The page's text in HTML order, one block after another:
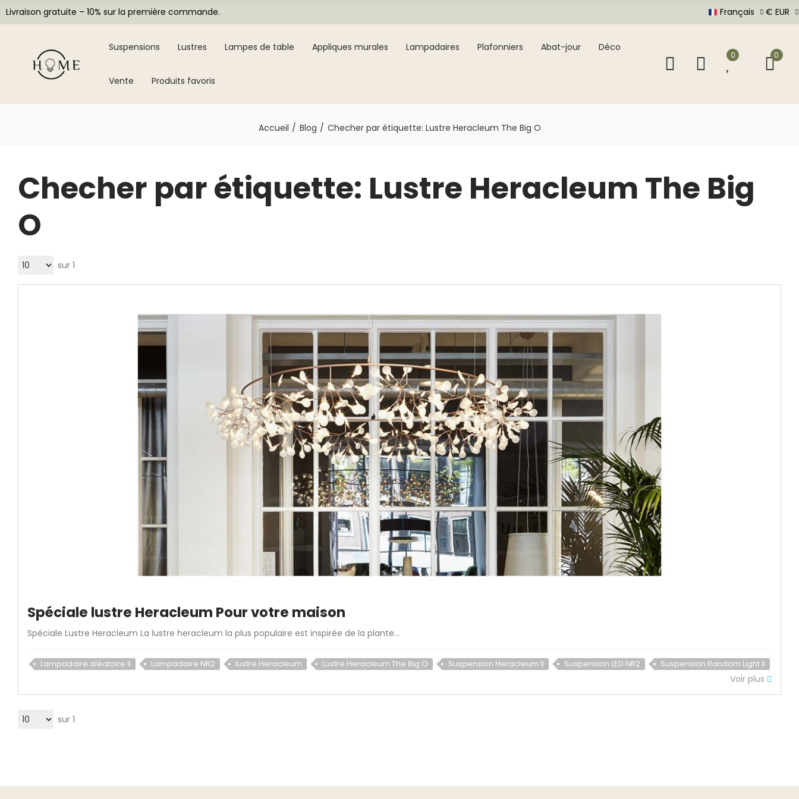
Livraison gratuite – 10% sur la première commande. Français € EUR
Suspensions Lustres Lampes de table Appliques murales Lampadaires Plafonniers Abat-jour Déco
Vente Produits favoris
0 0
Accueil Blog Checher par étiquette: Lustre Heracleum The Big O
Checher par étiquette: Lustre Heracleum The Big
O
sur 1
Spéciale lustre Heracleum Pour votre maison
Spéciale Lustre Heracleum La lustre heracleum la plus populaire est inspirée de la plante...
Lampadaire aléatoire II Lampadaire NR2 lustre Heracleum Lustre Heracleum The Big O Suspension Heracleum II Suspension LED NR2 Suspension Random Light II
Voir plus
sur 1